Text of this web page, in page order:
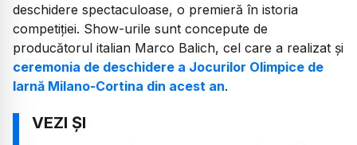
deschidere spectaculoase, o premieră în istoria
competiției. Show-urile sunt concepute de
producătorul italian Marco Balich, cel care a realizat și
ceremonia de deschidere a Jocurilor Olimpice de
Iarnă Milano-Cortina din acest an.